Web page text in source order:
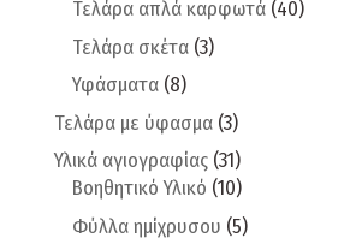
Τελάρα απλά καρφωτά (40)
Τελάρα σκέτα (3)
Υφάσματα (8)
Τελάρα με ύφασμα (3)
Υλικά αγιογραφίας (31)
Βοηθητικό Υλικό (10)
Φύλλα ημίχρυσου (5)